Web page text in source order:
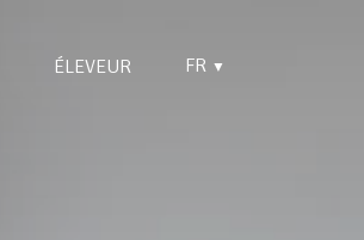
ÉLEVEUR FR ▼